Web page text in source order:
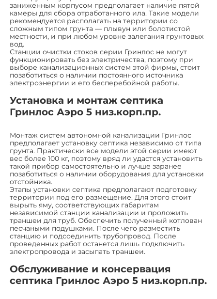
заниженным корпусом предполагает наличие пятой
камеры для сбора отработанного ила. Такие модели
рекомендуется располагать на территории со
сложным типом грунта — плывун или болотистой
местности, и при любом уровне залегания грунтовых
вод.
Станции очистки стоков серии Гринлос не могут
функционировать без электричества, поэтому при
выборе канализационных систем этой фирмы, стоит
позаботиться о наличии постоянного источника
электроэнергии и его бесперебойной работы.
Установка и монтаж септика
Гринлос Аэро 5 низ.корп.пр.
Монтаж систем автономной канализации Гринлос
предполагает установку септика независимо от типа
грунта. Практически все модели этой серии имеют
вес более 100 кг, поэтому вряд ли удастся установить
такой прибор самостоятельно и лучше заранее
позаботиться о наличии оборудования для установки
отстойника.
Этапы установки септика предполагают подготовку
территории под его размещение. Для этого стоит
вырыть яму, соответствующих габаритам
независимой станции канализации и проложить
траншеи для труб. Обеспечить полученный котлован
песчаными подушками. После чего разместить
станцию и подсоединить трубопровод. После
проведенных работ останется лишь подключить
электропровода и засыпать траншеи.
Обслуживание и консервация
септика Гринлос Аэро 5 низ.корп.пр.